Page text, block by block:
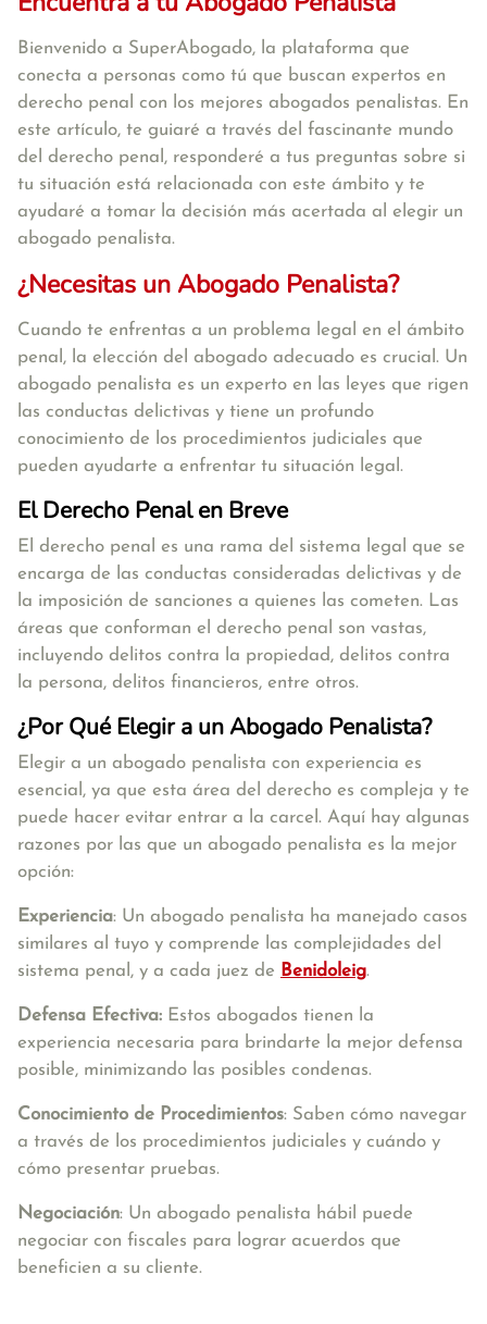
Bienvenido a SuperAbogado, la plataforma que
conecta a personas como tú que buscan expertos en
derecho penal con los mejores abogados penalistas. En
este artículo, te guiaré a través del fascinante mundo
del derecho penal, responderé a tus preguntas sobre si
tu situación está relacionada con este ámbito y te
ayudaré a tomar la decisión más acertada al elegir un
abogado penalista.
¿Necesitas un Abogado Penalista?
Cuando te enfrentas a un problema legal en el ámbito
penal, la elección del abogado adecuado es crucial. Un
abogado penalista es un experto en las leyes que rigen
las conductas delictivas y tiene un profundo
conocimiento de los procedimientos judiciales que
pueden ayudarte a enfrentar tu situación legal.
El Derecho Penal en Breve
El derecho penal es una rama del sistema legal que se
encarga de las conductas consideradas delictivas y de
la imposición de sanciones a quienes las cometen. Las
áreas que conforman el derecho penal son vastas,
incluyendo delitos contra la propiedad, delitos contra
la persona, delitos financieros, entre otros.
¿Por Qué Elegir a un Abogado Penalista?
Elegir a un abogado penalista con experiencia es
esencial, ya que esta área del derecho es compleja y te
puede hacer evitar entrar a la carcel. Aquí hay algunas
razones por las que un abogado penalista es la mejor
opción:
Experiencia: Un abogado penalista ha manejado casos
similares al tuyo y comprende las complejidades del
sistema penal, y a cada juez de Benidoleig.
Defensa Efectiva: Estos abogados tienen la
experiencia necesaria para brindarte la mejor defensa
posible, minimizando las posibles condenas.
Conocimiento de Procedimientos: Saben cómo navegar
a través de los procedimientos judiciales y cuándo y
cómo presentar pruebas.
Negociación: Un abogado penalista hábil puede
negociar con fiscales para lograr acuerdos que
beneficien a su cliente.